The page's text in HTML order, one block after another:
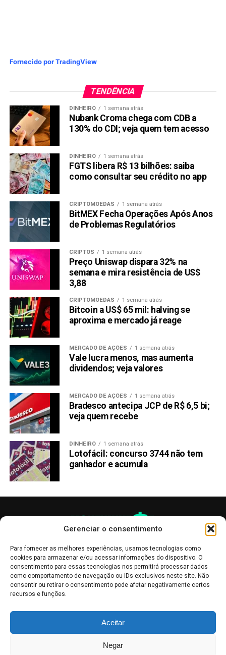
Gerenciar o consentimento
Para fornecer as melhores experiências, usamos tecnologias como
cookies para armazenar e/ou acessar informações do dispositivo. O
consentimento para essas tecnologias nos permitirá processar dados
como comportamento de navegação ou IDs exclusivos neste site. Não
consentir ou retirar o consentimento pode afetar negativamente certos
recursos e funções.
Aceitar
Negar
Fornecido por TradingView
TENDÊNCIA
DINHEIRO 1 semana atrás
Nubank Croma chega com CDB a
130% do CDI; veja quem tem acesso
DINHEIRO 1 semana atrás
FGTS libera R$ 13 bilhões: saiba
como consultar seu crédito no app
CRIPTOMOEDAS 1 semana atrás
BitMEX Fecha Operações Após Anos
de Problemas Regulatórios
CRIPTOS 1 semana atrás
Preço Uniswap dispara 32% na
semana e mira resistência de US$
3,88
CRIPTOMOEDAS 1 semana atrás
Bitcoin a US$ 65 mil: halving se
aproxima e mercado já reage
MERCADO DE AÇÕES 1 semana atrás
Vale lucra menos, mas aumenta
dividendos; veja valores
MERCADO DE AÇÕES 1 semana atrás
Bradesco antecipa JCP de R$ 6,5 bi;
veja quem recebe
DINHEIRO 1 semana atrás
Lotofácil: concurso 3744 não tem
ganhador e acumula
informativo, servindo como boletins de divulgação, e não devem ser
interpretadas como recomendações de investimento.Leia mais
Bolsa de Valores